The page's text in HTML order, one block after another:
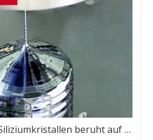
Das Wachstum von Siliziumkristallen beruht auf Vakuum